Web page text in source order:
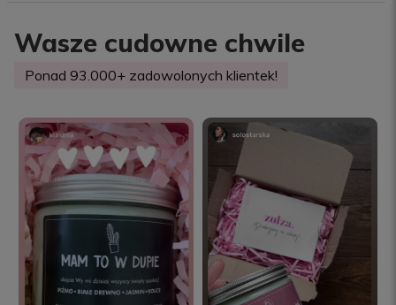
Wasze cudowne chwile
Ponad 93.000+ zadowolonych klientek!